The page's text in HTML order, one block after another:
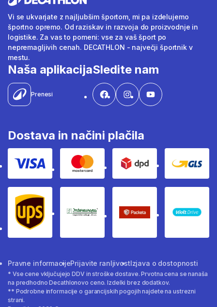
Vi se ukvarjate z najljubšim športom, mi pa izdelujemo
športno opremo. Od raziskav in razvoja do proizvodnje in
logistike. Za vas to pomeni: vse za vaš šport po
nepremagljivih cenah. DECATHLON - največji športnik v
mestu.
Naša aplikacija
Prenesi
Sledite nam
Dostava in načini plačila
Visa Mastercard Dpd Gls
Ups Intereuropa Packeta Sledenje
WOLT
Pravne informacijePrijavite ranljivostIzjava o dostopnosti
* Vse cene vključujejo DDV in stroške dostave. Prvotna cena se nanaša
na predhodno Decathlonovo ceno. Izdelki brez dodatkov.
** Podrobne informacije o garancijskih pogojih najdete na ustrezni
strani.